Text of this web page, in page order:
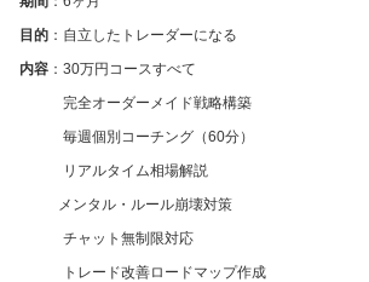
目的 ：自立したトレーダーになる
内容 ：30万円コースすべて
完全オーダーメイド戦略構築
毎週個別コーチング（60分）
リアルタイム相場解説
メンタル・ルール崩壊対策
チャット無制限対応
トレード改善ロードマップ作成